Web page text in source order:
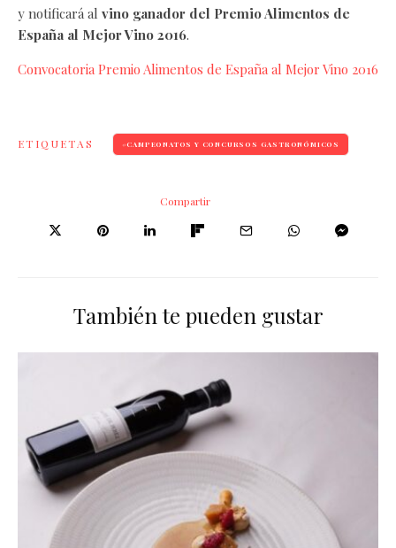
y notificará al vino ganador del Premio Alimentos de
España al Mejor Vino 2016.
Convocatoria Premio Alimentos de España al Mejor Vino 2016
ETIQUETAS CAMPEONATOS Y CONCURSOS GASTRONÓMICOS
Compartir
También te pueden gustar